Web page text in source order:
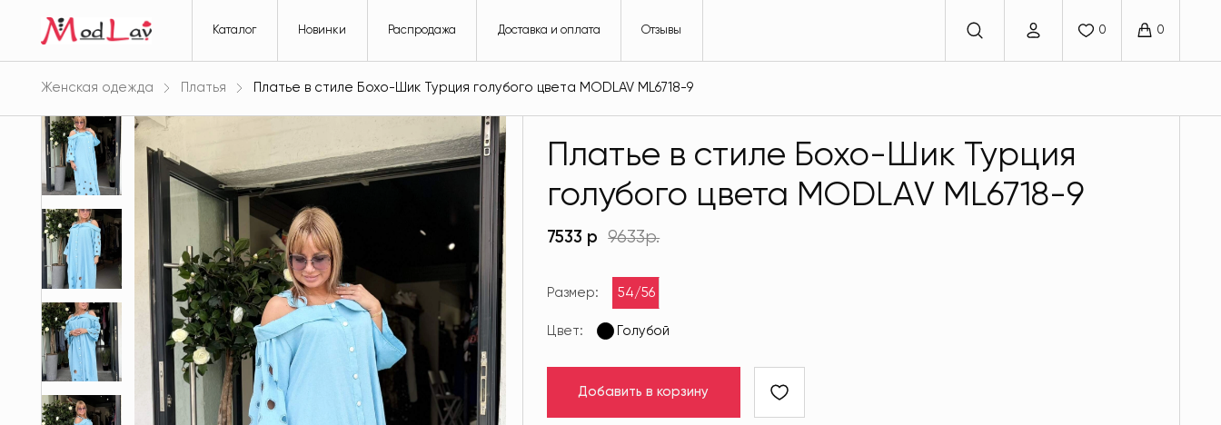
Каталог Новинки Распродажа Доставка и оплата Отзывы
Женская одежда Платья Платье в стиле Бохо-Шик Турция голубого цвета MODLAV ML6718-9
Платье в стиле Бохо-Шик Турция
голубого цвета MODLAV ML6718-9
7533 р 9633р.
Размер: 54/56
Цвет: Голубой
Добавить в корзину